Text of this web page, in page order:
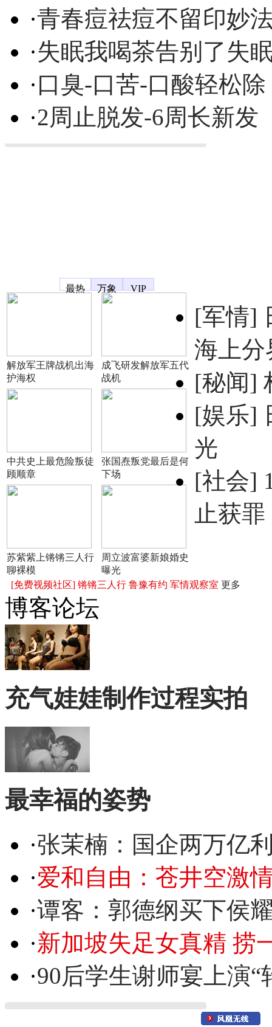
·青春痘祛痘不留印妙
·失眠我喝茶告别了失
·口臭-口苦-口酸轻松除
·2周止脱发-6周长新发
最热
万象 VIP
解放军王牌战机出海
护海权
成飞研发解放军五代
战机
中共史上最危险叛徒
顾顺章
张国焘叛党最后是何
下场
苏紫紫上锵锵三人行
聊裸模
周立波富婆新娘婚史
曝光
[军情]
海上分
[秘闻]
[娱乐]
光
[社会]
止获罪
[免费视频社区] 锵锵三人行 鲁豫有约 军情观察室 更多
博客论坛
充气娃娃制作过程实拍
最幸福的姿势
·张茉楠：国企两万亿
·爱和自由：苍井空激
·谭客：郭德纲买下侯
·新加坡失足女真精 捞
·90后学生谢师宴上演“